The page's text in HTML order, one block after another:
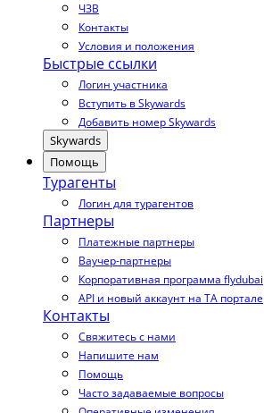
ЧЗВ
Контакты
Условия и положения
Быстрые ссылки
Логин участника
Вступить в Skywards
Добавить номер Skywards
Skywards
Помощь
Турагенты
Логин для турагентов
Партнеры
Платежные партнеры
Ваучер-партнеры
Корпоративная программа flydubai
API и новый аккаунт на TA портале
Контакты
Свяжитесь с нами
Напишите нам
Помощь
Часто задаваемые вопросы